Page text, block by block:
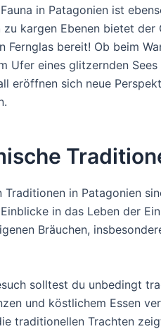
in Patagonien ist
zu kargen Ebenen bietet
Fernglas bereit! Ob beim
Ufer eines glitzernden
eröffnen sich neue
Traditionen in Patagonien
in das Leben der
Bräuchen,
solltest du unbedingt
und köstlichem Essen
traditionellen Trachten